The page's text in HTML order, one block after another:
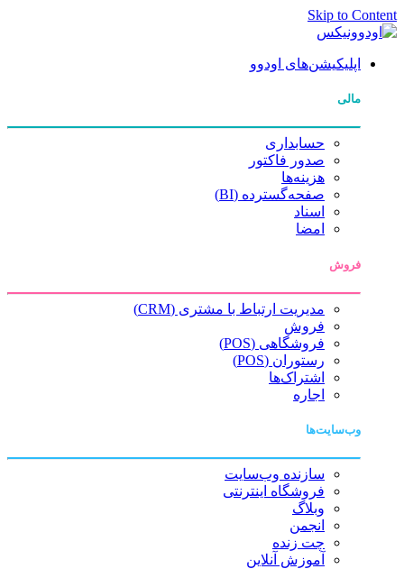
Skip to Content
اپلیکیشن‌های اودوو
مالی
حسابداری
صدور فاکتور
هزینه‌ها
صفحه‌گسترده (BI)
اسناد
امضا
فروش
مدیریت ارتباط با مشتری (CRM)
فروش
فروشگاهی (POS)
رستوران (POS)
اشتراک‌ها
اجاره
وب‌سایت‌ها
سازنده وب‌سایت
فروشگاه اینترنتی
وبلاگ
انجمن
چت زنده
آموزش آنلاین